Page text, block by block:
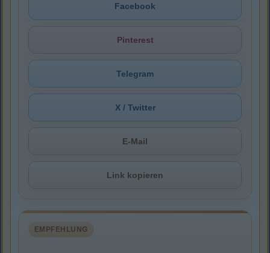
Facebook
Pinterest
Telegram
X / Twitter
E-Mail
Link kopieren
EMPFEHLUNG